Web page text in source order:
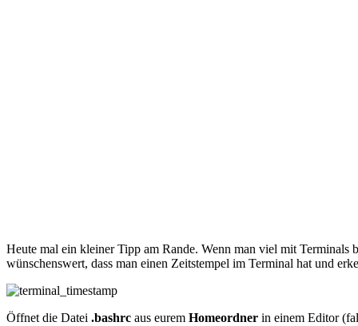
Heute mal ein kleiner Tipp am Rande. Wenn man viel mit Terminals
wünschenswert, dass man einen Zeitstempel im Terminal hat und
Öffnet die Datei .bashrc aus eurem Homeordner in einem Editor